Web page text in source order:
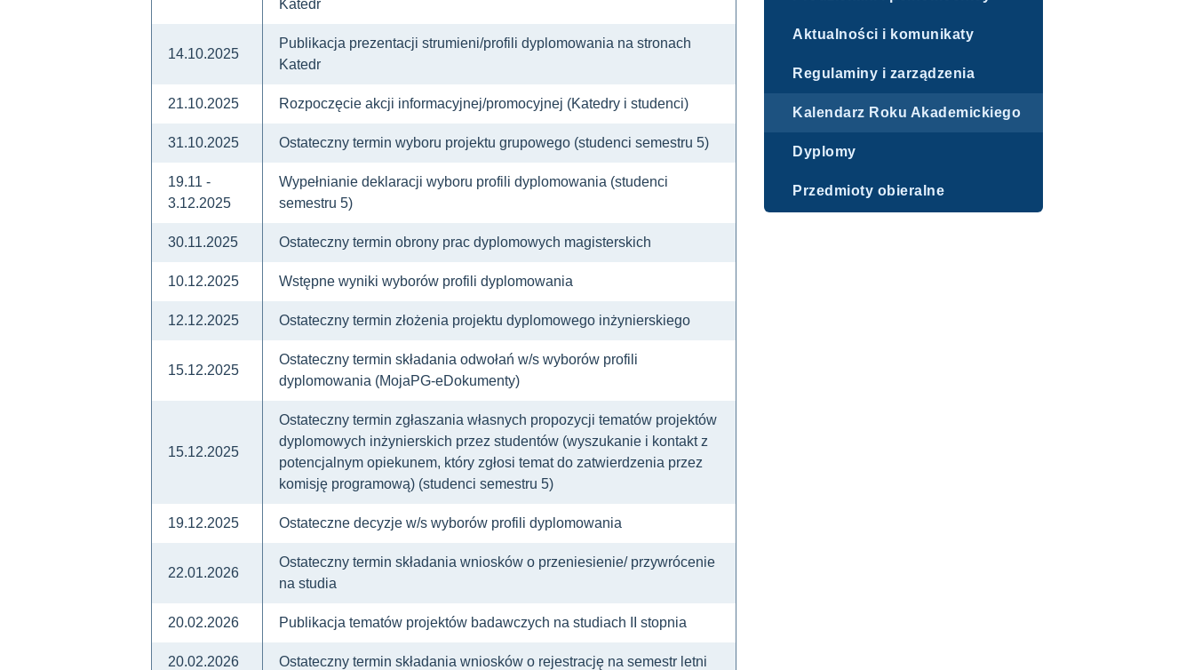
Aktualności i komunikaty
Regulaminy i zarządzenia
Kalendarz Roku Akademickiego
Dyplomy
Przedmioty obieralne
Katedr
14.10.2025
Publikacja prezentacji strumieni/profili dyplomowania na stronach
Katedr
21.10.2025 Rozpoczęcie akcji informacyjnej/promocyjnej (Katedry i studenci)
31.10.2025 Ostateczny termin wyboru projektu grupowego (studenci semestru 5)
19.11 -
3.12.2025
Wypełnianie deklaracji wyboru profili dyplomowania (studenci
semestru 5)
30.11.2025 Ostateczny termin obrony prac dyplomowych magisterskich
10.12.2025 Wstępne wyniki wyborów profili dyplomowania
12.12.2025 Ostateczny termin złożenia projektu dyplomowego inżynierskiego
15.12.2025
Ostateczny termin składania odwołań w/s wyborów profili
dyplomowania (MojaPG-eDokumenty)
15.12.2025
Ostateczny termin zgłaszania własnych propozycji tematów projektów
dyplomowych inżynierskich przez studentów (wyszukanie i kontakt z
potencjalnym opiekunem, który zgłosi temat do zatwierdzenia przez
komisję programową) (studenci semestru 5)
19.12.2025 Ostateczne decyzje w/s wyborów profili dyplomowania
22.01.2026
Ostateczny termin składania wniosków o przeniesienie/ przywrócenie
na studia
20.02.2026 Publikacja tematów projektów badawczych na studiach II stopnia
20.02.2026 Ostateczny termin składania wniosków o rejestrację na semestr letni